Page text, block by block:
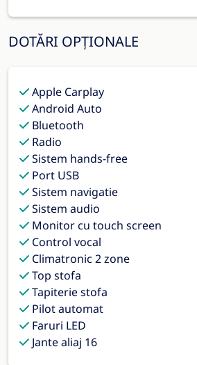
DOTĂRI OPȚIONALE
Apple Carplay
Android Auto
Bluetooth
Radio
Sistem hands-free
Port USB
Sistem navigatie
Sistem audio
Monitor cu touch screen
Control vocal
Climatronic 2 zone
Top stofa
Tapiterie stofa
Pilot automat
Faruri LED
Jante aliaj 16